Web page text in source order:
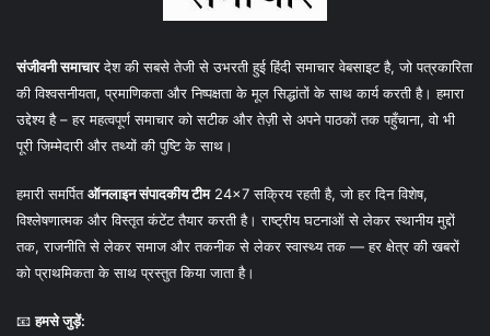
संजीवनी समाचारदेश की सबसे तेजी से उभरती हुई हिंदी समाचार वेबसाइट है, जो पत्रकारिता
की विश्वसनीयता, प्रमाणिकता और निष्पक्षता के मूल सिद्धांतों के साथ कार्य करती है। हमारा
उद्देश्य है – हर महत्वपूर्ण समाचार को सटीक और तेज़ी से अपने पाठकों तक पहुँचाना, वो भी
पूरी जिम्मेदारी और तथ्यों की पुष्टि के साथ।
हमारी समर्पितऑनलाइन संपादकीय टीम24×7 सक्रिय रहती है, जो हर दिन विशेष,
विश्लेषणात्मक और विस्तृत कंटेंट तैयार करती है। राष्ट्रीय घटनाओं से लेकर स्थानीय मुद्दों
तक, राजनीति से लेकर समाज और तकनीक से लेकर स्वास्थ्य तक — हर क्षेत्र की खबरों
को प्राथमिकता के साथ प्रस्तुत किया जाता है।
📧हमसे जुड़ें: